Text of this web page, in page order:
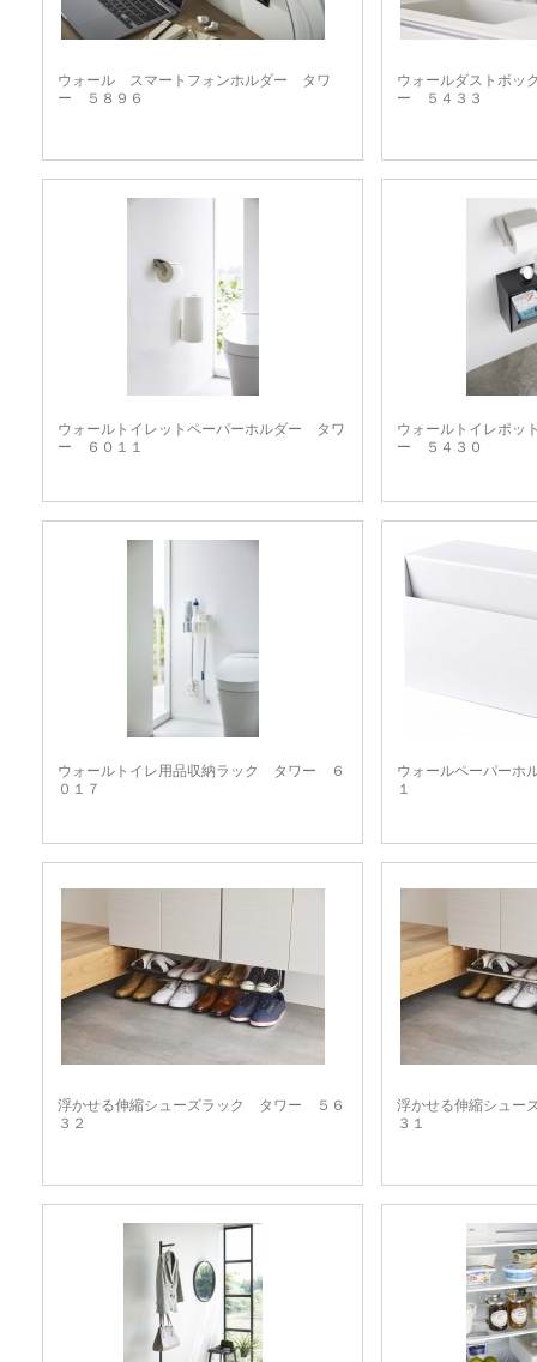
ウォール スマートフォンホルダー タワ
ー ５８９６
ウォールダストボ
ー ５４３３
ウォールトイレットペーパーホルダー タワ
ー ６０１１
ウォールトイレポ
ー ５４３０
ウォールトイレ用品収納ラック タワー ６
０１７
ウォールペーパー
１
浮かせる伸縮シューズラック タワー ５６
３２
浮かせる伸縮シュ
３１